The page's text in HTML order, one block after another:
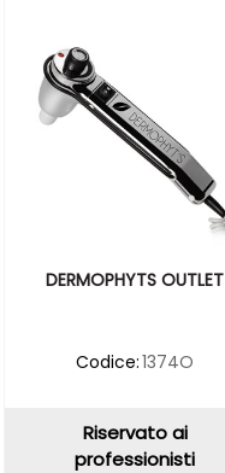
DERMOPHYTS OUTLET
Codice:1374O
Riservato ai
professionisti